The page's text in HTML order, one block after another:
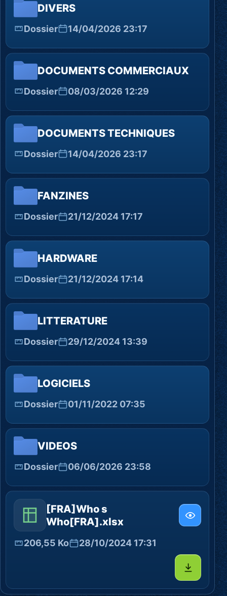
DIVERS
Dossier 14/04/2026 23:17
DOCUMENTS COMMERCIAUX
Dossier 08/03/2026 12:29
DOCUMENTS TECHNIQUES
Dossier 14/04/2026 23:17
FANZINES
Dossier 21/12/2024 17:17
HARDWARE
Dossier 21/12/2024 17:14
LITTERATURE
Dossier 29/12/2024 13:39
LOGICIELS
Dossier 01/11/2022 07:35
VIDEOS
Dossier 06/06/2026 23:58
[FRA]Who s
Who[FRA].xlsx
206,55 Ko 28/10/2024 17:31